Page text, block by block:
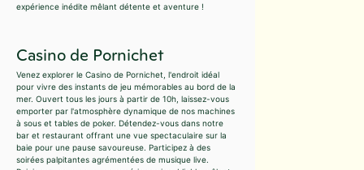
expérience inédite mêlant détente et aventure !
Casino de Pornichet
Venez explorer le Casino de Pornichet, l'endroit idéal
pour vivre des instants de jeu mémorables au bord de la
mer. Ouvert tous les jours à partir de 10h, laissez-vous
emporter par l'atmosphère dynamique de nos machines
à sous et tables de poker. Détendez-vous dans notre
bar et restaurant offrant une vue spectaculaire sur la
baie pour une pause savoureuse. Participez à des
soirées palpitantes agrémentées de musique live.